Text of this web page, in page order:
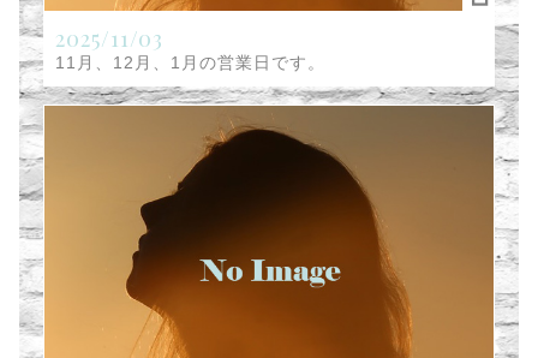
2025/11/03
11月、12月、1月の営業日です。